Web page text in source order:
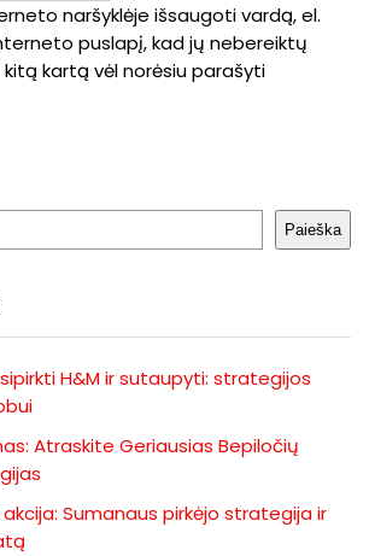
naršyklėje išsaugoti vardą, el.
puslapį, kad jų nebereiktų
kitą kartą vėl norėsiu parašyti
Paieška
H&M ir sutaupyti: strategijos
Atraskite Geriausias Bepiločių
Sumanaus pirkėjo strategija ir